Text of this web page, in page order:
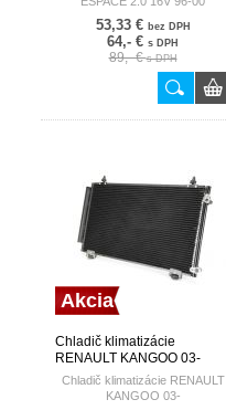
53,33 € bez DPH
64,- € s DPH
89,- €s DPH
Akcia
Chladič klimatizácie
RENAULT KANGOO 03-
HART
Chladič klimatizácie RENAULT
KANGOO 03-